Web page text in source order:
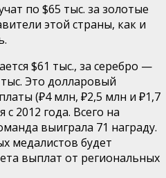
по $65 тыс. за золотые
этой страны, как и
$61 тыс., за серебро —
Это долларовый
(₽4 млн, ₽2,5 млн и ₽1,7
2012 года. Всего на
выиграла 71 награду.
медалистов будет
выплат от региональных